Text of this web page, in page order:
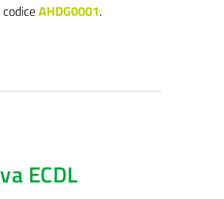
AHDG0001.
ECDL